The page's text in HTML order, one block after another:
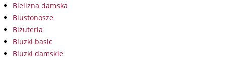
Bielizna damska
Biustonosze
Biżuteria
Bluzki basic
Bluzki damskie